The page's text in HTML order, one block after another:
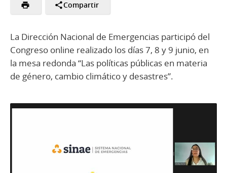
Compartir
La Dirección Nacional de Emergencias participó del
Congreso online realizado los días 7, 8 y 9 junio, en
la mesa redonda “Las políticas públicas en materia
de género, cambio climático y desastres”.